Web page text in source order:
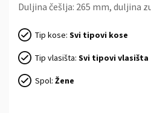
Duljina češlja: 265 mm, duljina
Tip kose: Svi tipovi kose
Tip vlasišta: Svi tipovi vlasišta
Spol: Žene